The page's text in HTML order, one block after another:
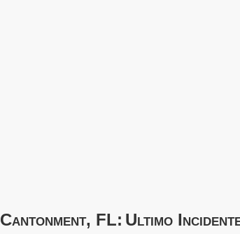
Cantonment, FL: Ultimo